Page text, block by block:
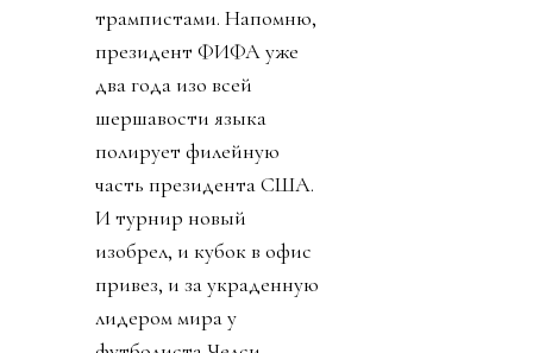
совещание федераций.
Попутно выпустив
заявление, что ФИФА
перешла все линии.
Следом собрание
объявила КОНКАКАФ.
Конгресс США вызвал
Инфантино на разговор
по поводу связей с
трампистами. Напомню,